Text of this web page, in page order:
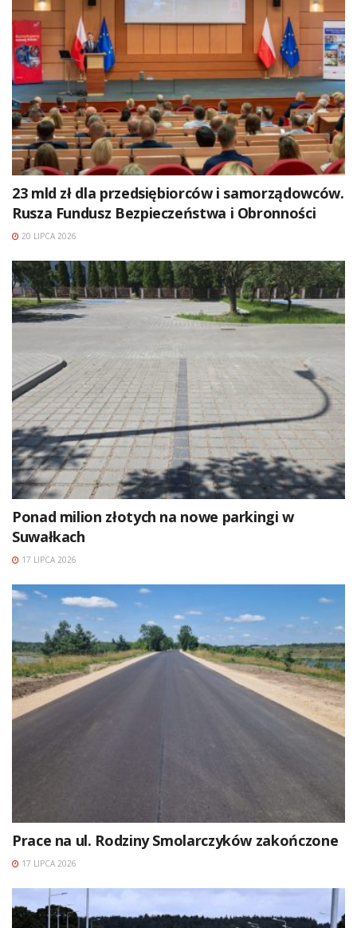
23 mld zł dla przedsiębiorców i samorządowców.
Rusza Fundusz Bezpieczeństwa i Obronności
20 LIPCA 2026
Ponad milion złotych na nowe parkingi w
Suwałkach
17 LIPCA 2026
Prace na ul. Rodziny Smolarczyków zakończone
17 LIPCA 2026